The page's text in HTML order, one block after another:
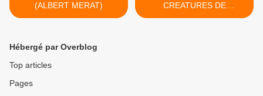
(ALBERT MERAT)
CREATURES DE
FRANCOIS BERNARDONE
Hébergé par Overblog
Top articles
Pages